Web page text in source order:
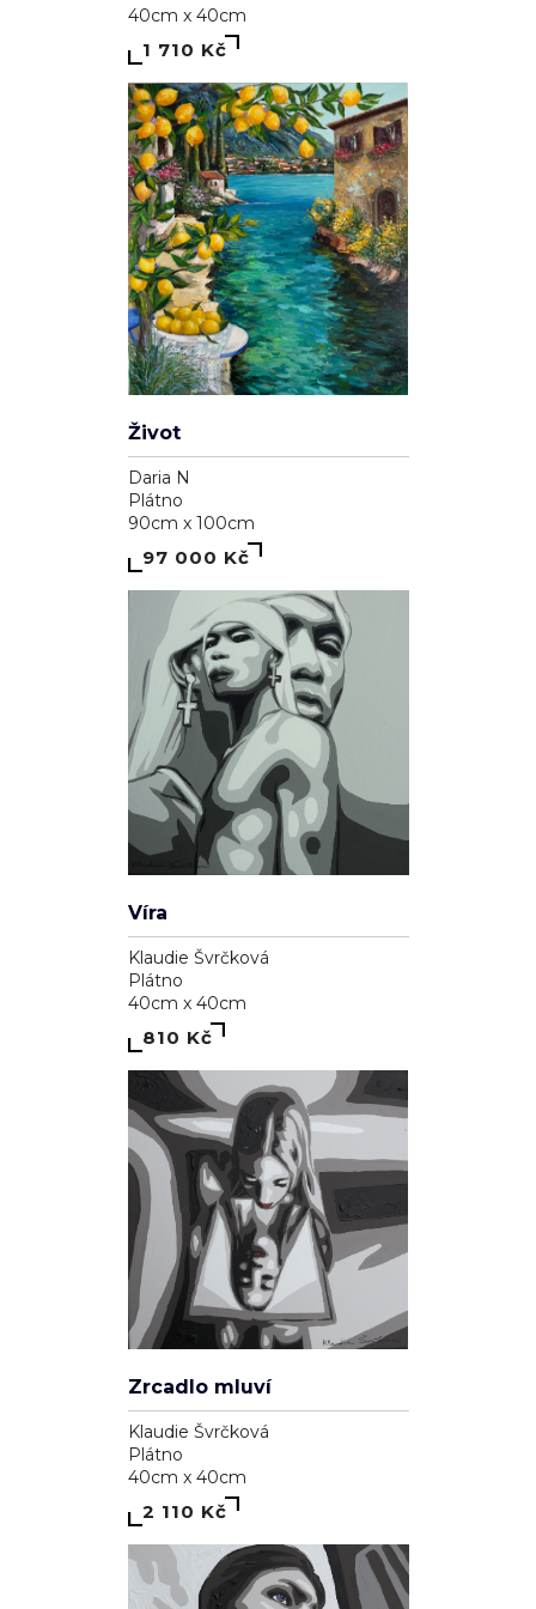
40cm x 40cm
1 710 Kč
Život
Daria N
Plátno
90cm x 100cm
97 000 Kč
Víra
Klaudie Švrčková
Plátno
40cm x 40cm
810 Kč
Zrcadlo mluví
Klaudie Švrčková
Plátno
40cm x 40cm
2 110 Kč